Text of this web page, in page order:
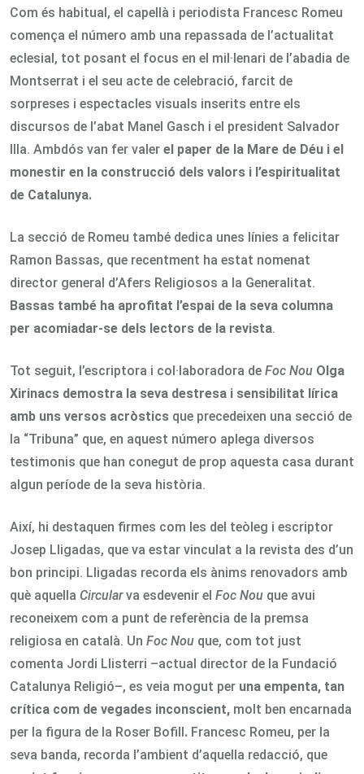
Com és habitual, el capellà i periodista Francesc Romeu
comença el número amb una repassada de l’actualitat
eclesial, tot posant el focus en el mil·lenari de l’abadia de
Montserrat i el seu acte de celebració, farcit de
sorpreses i espectacles visuals inserits entre els
discursos de l’abat Manel Gasch i el president Salvador
Illa. Ambdós van fer valer el paper de la Mare de Déu i el
monestir en la construcció dels valors i l’espiritualitat
de Catalunya.
La secció de Romeu també dedica unes línies a felicitar
Ramon Bassas, que recentment ha estat nomenat
director general d’Afers Religiosos a la Generalitat.
Bassas també ha aprofitat l’espai de la seva columna
per acomiadar-se dels lectors de la revista.
Tot seguit, l’escriptora i col·laboradora de Foc Nou Olga
Xirinacs demostra la seva destresa i sensibilitat lírica
amb uns versos acròstics que precedeixen una secció de
la “Tribuna” que, en aquest número aplega diversos
testimonis que han conegut de prop aquesta casa durant
algun període de la seva història.
Així, hi destaquen firmes com les del teòleg i escriptor
Josep Lligadas, que va estar vinculat a la revista des d’un
bon principi. Lligadas recorda els ànims renovadors amb
què aquella Circularva esdevenir el Foc Nou que avui
reconeixem com a punt de referència de la premsa
religiosa en català. Un Foc Nou que, com tot just
comenta Jordi Llisterri –actual director de la Fundació
Catalunya Religió–, es veia mogut per una empenta, tan
crítica com de vegades inconscient, molt ben encarnada
per la figura de la Roser Bofill . Francesc Romeu, per la
seva banda, recorda l’ambient d’aquella redacció, que